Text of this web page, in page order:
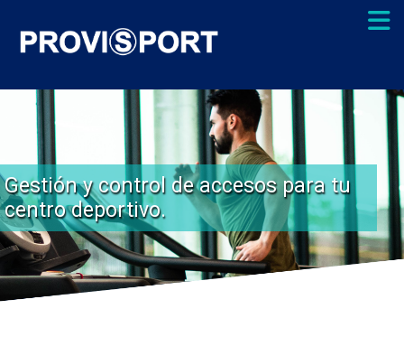
Gestión y control de accesos para tu
centro deportivo.